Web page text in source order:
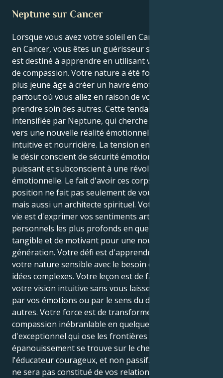
Neptune sur Cancer
Lorsque vous avez votre soleil en Cancer et Neptune
en Cancer, vous êtes un guérisseur spectaculaire qui
est destiné à apprendre en utilisant votre inspiration
de compassion. Votre nature a été formée dès votre
plus jeune âge à créer un havre émotionnel sûr
partout où vous allez en raison de votre besoin de
prendre soin des autres. Cette tendance est
intensifiée par Neptune, qui cherche à vous pousser
vers une nouvelle réalité émotionnelle et une vision
intuitive et nourricière. La tension entre les deux est
le désir conscient de sécurité émotionnelle et l'appel
puissant et subconscient à une révolution
émotionnelle. Le fait d'avoir ces corps dans cette
position ne fait pas seulement de vous un soignant,
mais aussi un architecte spirituel. Votre but dans la
vie est d'exprimer vos sentiments artistiques et
personnels les plus profonds en quelque chose de
tangible et de motivant pour une nouvelle
génération. Votre défi est d'apprendre à harmoniser
votre nature sensible avec le besoin d'exprimer des
idées complexes. Votre leçon est de faire confiance à
votre vision intuitive sans vous laisser submerger
par vos émotions ou par le sens du devoir envers les
autres. Votre force est de transformer votre
compassion inébranlable en quelque chose
d'exceptionnel qui ose les frontières sociales. Votre
épanouissement se trouve sur le chemin de
l'éducateur courageux, et non passif. Votre héritage
ne sera pas constitué de vos relations personnelles,